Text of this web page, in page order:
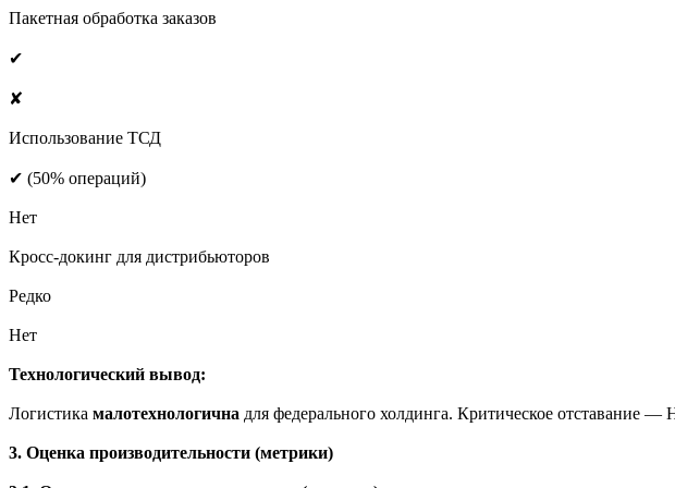
Пакетная обработка заказов
✔
✘
Использование ТСД
✔ (50% операций)
Нет
Кросс-докинг для дистрибьюторов
Редко
Нет
Технологический вывод:
Логистика малотехнологична для федерального холдинга. Критическое отставание
3. Оценка производительности (метрики)